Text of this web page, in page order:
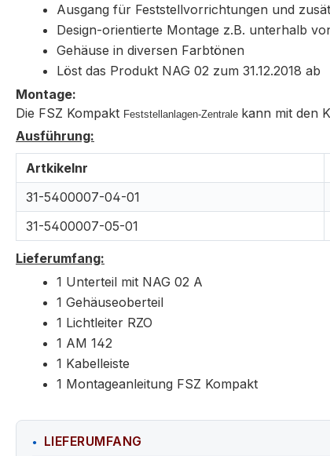
Ausgang für Feststellvorrichtungen und
Design-orientierte Montage z.B. unterhalb
Gehäuse in diversen Farbtönen
Löst das Produkt NAG 02 zum 31.12.2018 ab
Montage:
Die FSZ Kompakt Feststellanlagen-Zentrale kann mit den
Ausführung:
Artkikelnr
31-5400007-04-01
31-5400007-05-01
Lieferumfang:
1 Unterteil mit NAG 02 A
1 Gehäuseoberteil
1 Lichtleiter RZO
1 AM 142
1 Kabelleiste
1 Montageanleitung FSZ Kompakt
LIEFERUMFANG